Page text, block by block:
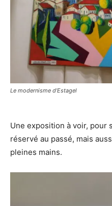
Le modernisme d’Estagel
Une exposition à voir, pour
réservé au passé, mais
pleines mains.